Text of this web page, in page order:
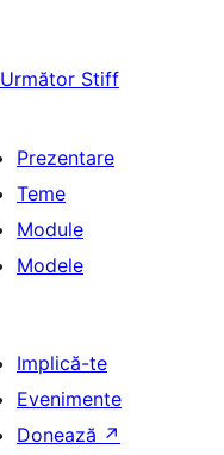
Următor Stiff
Prezentare
Teme
Module
Modele
Implică-te
Evenimente
Donează ↗